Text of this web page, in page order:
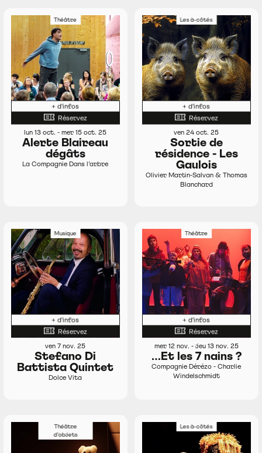
Théâtre
+ d'infos
Réservez
lun 13 oct. - mer 15 oct. 25
Alerte Blaireau
dégâts
La Compagnie Dans l’arbre
Les à-côtés
+ d'infos
Réservez
ven 24 oct. 25
Sortie de
résidence - Les
Gaulois
Olivier Martin-Salvan & Thomas
Blanchard
Musique
+ d'infos
Réservez
ven 7 nov. 25
Stefano Di
Battista Quintet
Dolce Vita
Théâtre
+ d'infos
Réservez
mer 12 nov. - jeu 13 nov. 25
…Et les 7 nains ?
Compagnie Dérézo - Charlie
Windelschmidt
Théâtre
d’objets
Les à-côtés